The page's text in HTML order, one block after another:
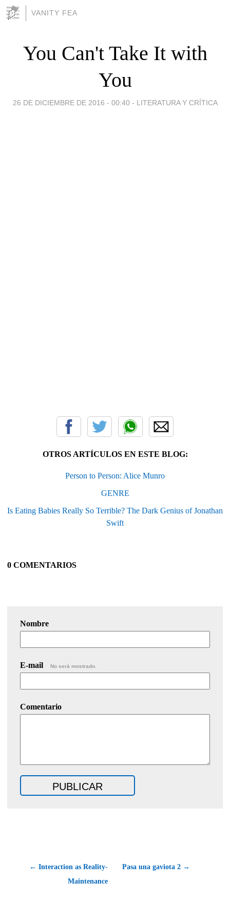
VANITY FEA
You Can't Take It with
You
26 DE DICIEMBRE DE 2016 - 00:40 - LITERATURA Y CRÍTICA
OTROS ARTÍCULOS EN ESTE BLOG:
Person to Person: Alice Munro
GENRE
Is Eating Babies Really So Terrible? The Dark Genius of Jonathan
Swift
0 COMENTARIOS
Nombre
E-mail No será mostrado.
Comentario
← Interaction as Reality-
Maintenance
Pasa una gaviota 2 →